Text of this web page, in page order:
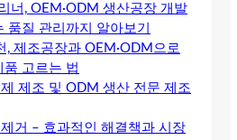
너, OEM·ODM 생산공장 개발
품질 관리까지 알아보기
, 제조공장과 OEM·ODM으로
품 고르는 법
제조 및 ODM 생산 전문 제조
거 – 효과적인 해결책과 시장